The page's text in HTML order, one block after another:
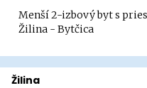
Menší 2-izbový byt s
Žilina - Bytčica
Žilina